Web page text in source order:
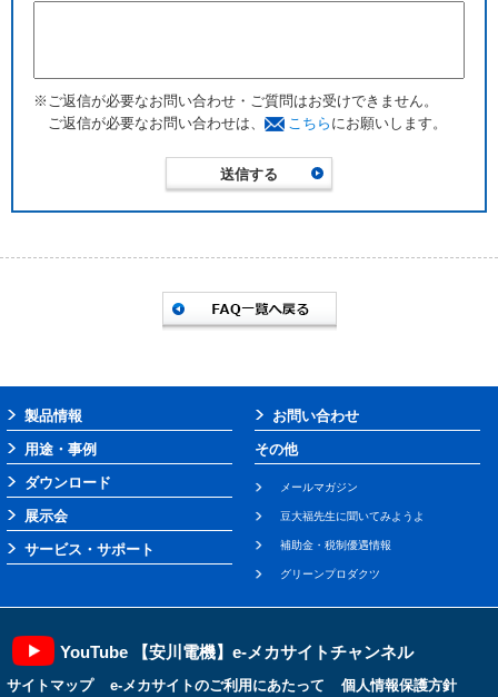
※ご返信が必要なお問い合わせ・ご質問はお受けできません。
ご返信が必要なお問い合わせは、
こちら にお願いします。
製品情報
用途・事例
ダウンロード
展示会
サービス・サポート
お問い合わせ
その他
メールマガジン
豆大福先生に聞いてみようよ
補助金・税制優遇情報
グリーンプロダクツ
YouTube 【安川電機】e-メカサイトチャンネル
サイトマップ e-メカサイトのご利用にあたって 個人情報保護方針